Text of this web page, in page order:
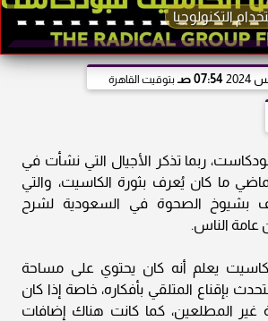
التكنولوجيا
07:54 صـ بتوقيت القاهرة
ربما تذكر الأجيال التي نشأت في
ما كان يُعرف بثورة الكاسيت، والتي
بشيوخ الصحوة في السعودية لشرح
عامة الناس.
يعلم أنه كان يحتوي على مساحة
بإقناع المتلقي بأفكاره، خاصة إذا كان
غير المطلعين، كما كانت هناك إضافات